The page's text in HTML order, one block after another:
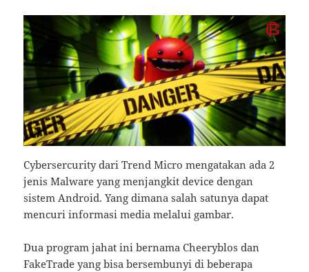
Cybersercurity dari Trend Micro mengatakan ada 2
jenis Malware yang menjangkit device dengan
sistem Android. Yang dimana salah satunya dapat
mencuri informasi media melalui gambar.
Dua program jahat ini bernama Cheeryblos dan
FakeTrade yang bisa bersembunyi di beberapa